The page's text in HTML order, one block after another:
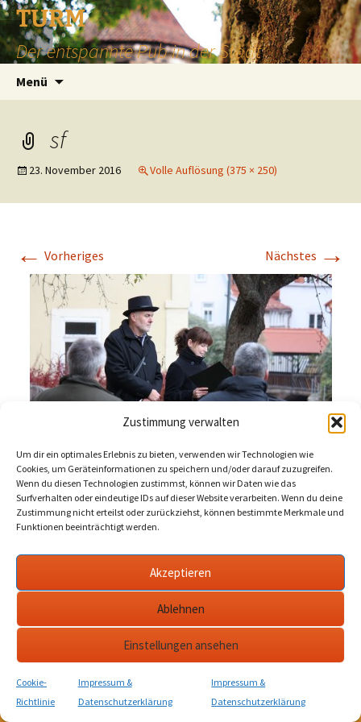
Zustimmung verwalten
Um dir ein optimales Erlebnis zu bieten, verwenden wir Technologien wie
Cookies, um Geräteinformationen zu speichern und/oder darauf zuzugreifen.
Wenn du diesen Technologien zustimmst, können wir Daten wie das
Surfverhalten oder eindeutige IDs auf dieser Website verarbeiten. Wenn du deine
Zustimmung nicht erteilst oder zurückziehst, können bestimmte Merkmale und
Funktionen beeinträchtigt werden.
Akzeptieren
Ablehnen
Einstellungen ansehen
Cookie-
Richtlinie
Impressum &
Datenschutzerklärung
Impressum &
Datenschutzerklärung
TURM
Der entspannte Pub in der Stadt
Menü
sf
23. November 2016 Volle Auflösung (375 × 250)
← Vorheriges Nächstes →
Bad Langensalza • Tel.: 03603 842710.